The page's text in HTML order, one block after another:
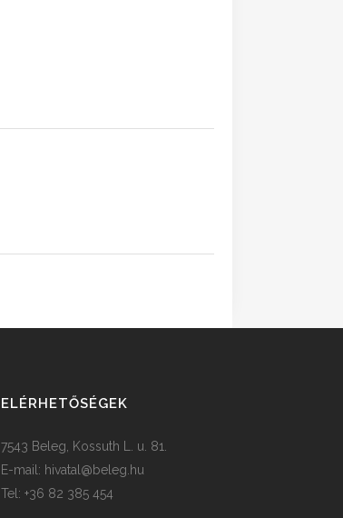
ELÉRHETŐSÉGEK
7543 Beleg, Kossuth L. u. 81.
E-mail: hivatal@beleg.hu
Tel: +36 82 385 454